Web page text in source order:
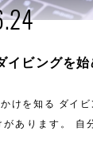
イビングを
けを知る ダイ
があります。 自